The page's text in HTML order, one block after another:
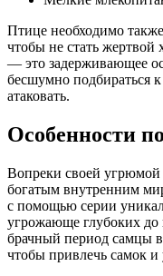
Птице необходимо
чтобы не стать
— это задерживающее
бесшумно подбираться
атаковать.
Особенности
Вопреки своей
богатым внутренним
с помощью серии
угрожающе глубоких
брачный период самцы
чтобы привлечь самок